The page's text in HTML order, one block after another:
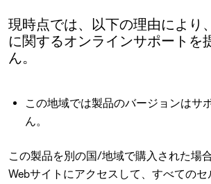
現時点では、以下の理由により
に関するオンラインサポートを
ん。
この地域では製品のバージョンはサ
ん。
この製品を別の国/地域で購入された場
Webサイトにアクセスして、すべての